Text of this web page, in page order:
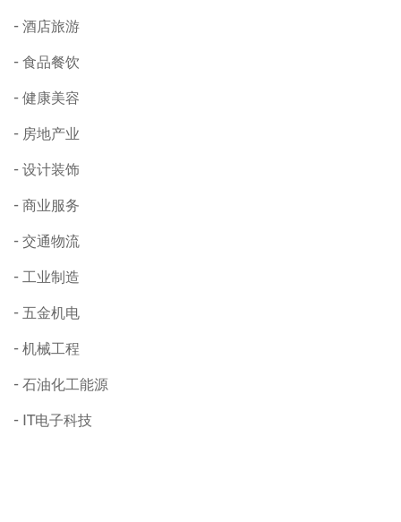
酒店旅游
食品餐饮
健康美容
房地产业
设计装饰
商业服务
交通物流
工业制造
五金机电
机械工程
石油化工能源
IT电子科技